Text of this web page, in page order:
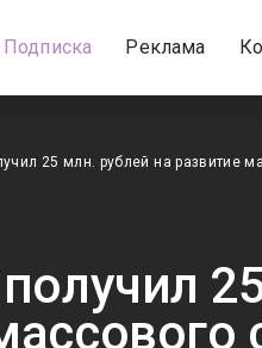
Подписка Реклама
25 млн. рублей на развитие